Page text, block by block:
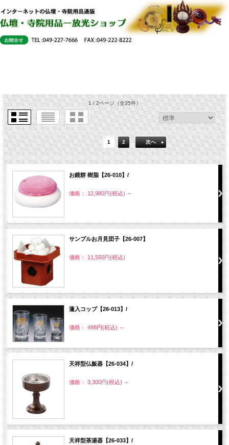
1 / 2ページ（全35件）
1 2 次へ
お鏡餅 樹脂【26-010】/
価格： 12,980円(税込) ～
サンプルお月見団子【26-007】
価格： 11,550円(税込)
蓮入コップ【26-013】/
価格： 498円(税込) ～
天祥型仏飯器【26-034】/
価格： 3,300円(税込) ～
天祥型茶湯器【26-033】/